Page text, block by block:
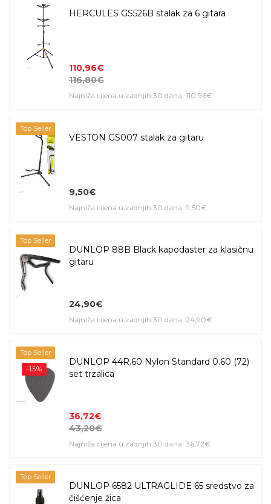
HERCULES GS526B stalak za 6 gitara
110,96€
116,80€
Najniža cijena u zadnjih 30 dana: 110,96€
Top Seller
VESTON GS007 stalak za gitaru
9,50€
Najniža cijena u zadnjih 30 dana: 9,50€
Top Seller
DUNLOP 88B Black kapodaster za klasičnu
gitaru
24,90€
Najniža cijena u zadnjih 30 dana: 24,90€
Top Seller
-15%
DUNLOP 44R.60 Nylon Standard 0.60 (72)
set trzalica
36,72€
43,20€
Najniža cijena u zadnjih 30 dana: 36,72€
Top Seller
DUNLOP 6582 ULTRAGLIDE 65 sredstvo za
čišćenje žica